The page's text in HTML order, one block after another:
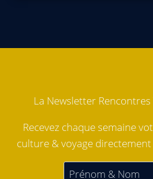
La Newsletter
Recevez chaque semaine
culture & voyage